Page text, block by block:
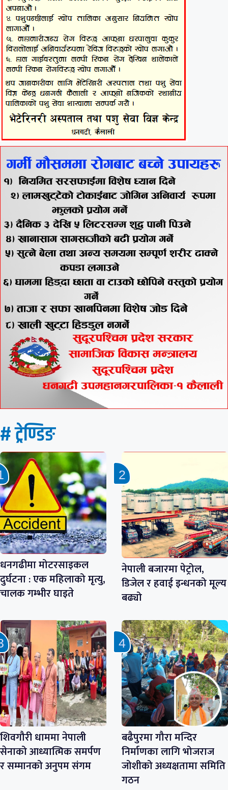
# ट्रेण्डिङ
धनगढीमा मोटरसाइकल
दुर्घटना : एक महिलाको मृत्यु,
चालक गम्भीर घाइते
नेपाली बजारमा पेट्रोल,
डिजेल र हवाई इन्धनको मूल्य
बढ्यो
शिवगौरी धाममा नेपाली
सेनाको आध्यात्मिक समर्पण
र सम्मानको अनुपम संगम
बढैपुरमा गौरा मन्दिर
निर्माणका लागि भोजराज
जोशीको अध्यक्षतामा समिति
गठन